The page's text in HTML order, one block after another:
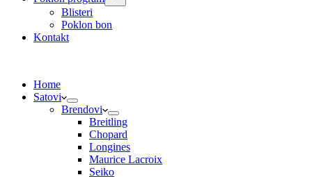
Blisteri
Poklon bon
Kontakt
Home
Satovi
Brendovi
Breitling
Chopard
Longines
Maurice Lacroix
Seiko